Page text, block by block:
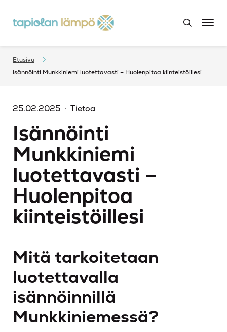
Etusivu
Isännöinti Munkkiniemi luotettavasti – Huolenpitoa kiinteistöillesi
25.02.2025 Tietoa
Isännöinti
Munkkiniemi
luotettavasti –
Huolenpitoa
kiinteistöillesi
Mitä tarkoitetaan
luotettavalla
isännöinnillä
Munkkiniemessä?